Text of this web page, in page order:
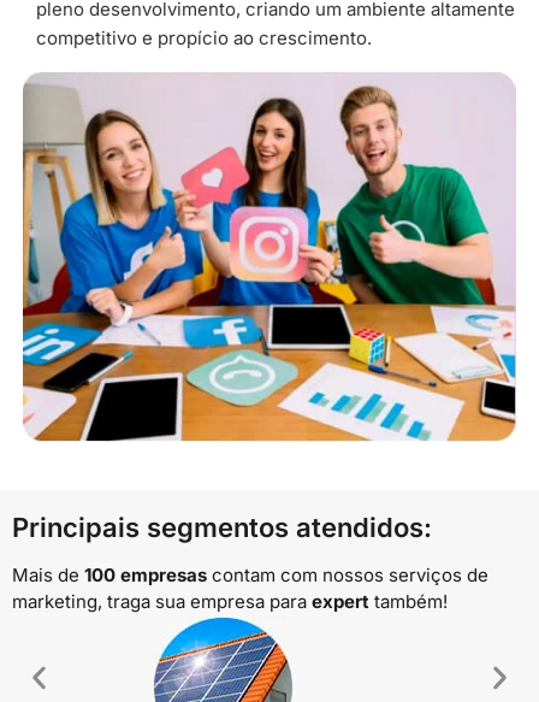
pleno desenvolvimento, criando um ambiente altamente
competitivo e propício ao crescimento.
Principais segmentos atendidos:
Mais de 100 empresas contam com nossos serviços de
marketing, traga sua empresa para expert também!